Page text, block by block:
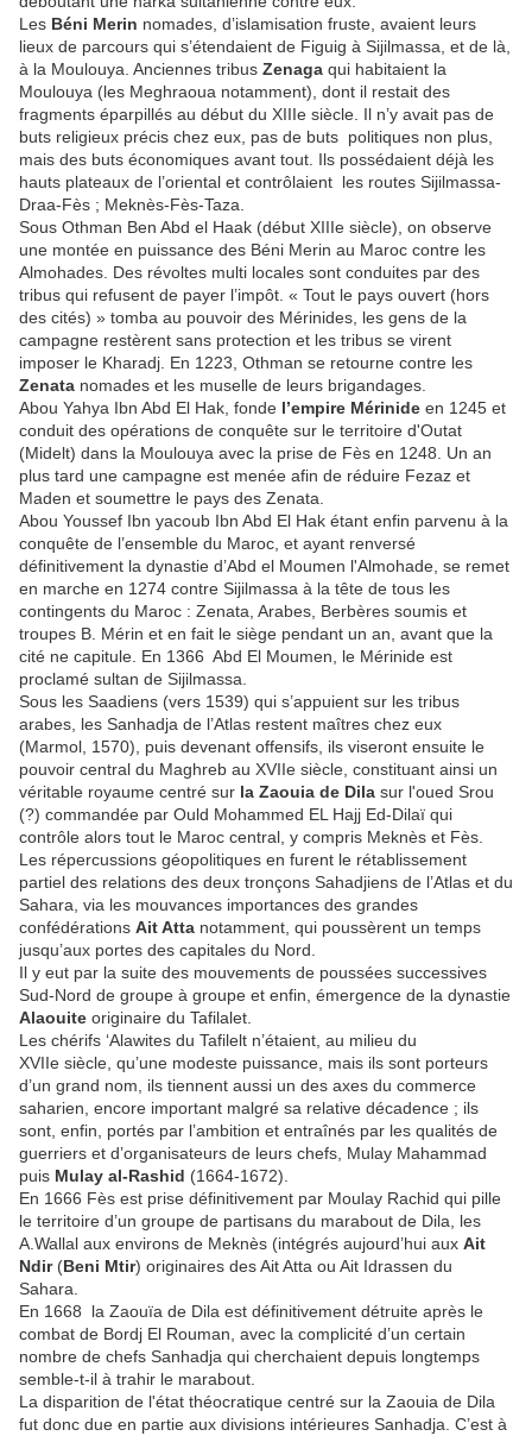
Les Béni Merin nomades, d’islamisation fruste, avaient leurs
lieux de parcours qui s’étendaient de Figuig à Sijilmassa, et de là,
à la Moulouya. Anciennes tribus Zenaga qui habitaient la
Moulouya (les Meghraoua notamment), dont il restait des
fragments éparpillés au début du XIIIe siècle. Il n’y avait pas de
buts religieux précis chez eux, pas de buts politiques non plus,
mais des buts économiques avant tout. Ils possédaient déjà les
hauts plateaux de l’oriental et contrôlaient les routes Sijilmassa-
Draa-Fès ; Meknès-Fès-Taza.
Sous Othman Ben Abd el Haak (début XIIIe siècle), on observe
une montée en puissance des Béni Merin au Maroc contre les
Almohades. Des révoltes multi locales sont conduites par des
tribus qui refusent de payer l’impôt. « Tout le pays ouvert (hors
des cités) » tomba au pouvoir des Mérinides, les gens de la
campagne restèrent sans protection et les tribus se virent
imposer le Kharadj. En 1223, Othman se retourne contre les
Zenata nomades et les muselle de leurs brigandages.
Abou Yahya Ibn Abd El Hak, fonde l’empire Mérinide en 1245 et
conduit des opérations de conquête sur le territoire d'Outat
(Midelt) dans la Moulouya avec la prise de Fès en 1248. Un an
plus tard une campagne est menée afin de réduire Fezaz et
Maden et soumettre le pays des Zenata.
Abou Youssef Ibn yacoub Ibn Abd El Hak étant enfin parvenu à la
conquête de l’ensemble du Maroc, et ayant renversé
définitivement la dynastie d’Abd el Moumen l'Almohade, se remet
en marche en 1274 contre Sijilmassa à la tête de tous les
contingents du Maroc : Zenata, Arabes, Berbères soumis et
troupes B. Mérin et en fait le siège pendant un an, avant que la
cité ne capitule. En 1366 Abd El Moumen, le Mérinide est
proclamé sultan de Sijilmassa.
Sous les Saadiens (vers 1539) qui s’appuient sur les tribus
arabes, les Sanhadja de l’Atlas restent maîtres chez eux
(Marmol, 1570), puis devenant offensifs, ils viseront ensuite le
pouvoir central du Maghreb au XVIIe siècle, constituant ainsi un
véritable royaume centré sur la Zaouia de Dila sur l'oued Srou
(?) commandée par Ould Mohammed EL Hajj Ed-Dilaï qui
contrôle alors tout le Maroc central, y compris Meknès et Fès.
Les répercussions géopolitiques en furent le rétablissement
partiel des relations des deux tronçons Sahadjiens de l’Atlas et du
Sahara, via les mouvances importances des grandes
confédérations Ait Atta notamment, qui poussèrent un temps
jusqu’aux portes des capitales du Nord.
Il y eut par la suite des mouvements de poussées successives
Sud-Nord de groupe à groupe et enfin, émergence de la dynastie
Alaouite originaire du Tafilalet.
Les chérifs ‘Alawites du Tafilelt n’étaient, au milieu du
XVIIe siècle, qu’une modeste puissance, mais ils sont porteurs
d’un grand nom, ils tiennent aussi un des axes du commerce
saharien, encore important malgré sa relative décadence ; ils
sont, enfin, portés par l’ambition et entraînés par les qualités de
guerriers et d’organisateurs de leurs chefs, Mulay Mahammad
puis Mulay al-Rashid (1664-1672).
En 1666 Fès est prise définitivement par Moulay Rachid qui pille
le territoire d’un groupe de partisans du marabout de Dila, les
A.Wallal aux environs de Meknès (intégrés aujourd’hui aux Ait
Ndir (Beni Mtir) originaires des Ait Atta ou Ait Idrassen du
Sahara.
En 1668 la Zaouïa de Dila est définitivement détruite après le
combat de Bordj El Rouman, avec la complicité d’un certain
nombre de chefs Sanhadja qui cherchaient depuis longtemps
semble-t-il à trahir le marabout.
La disparition de l'état théocratique centré sur la Zaouia de Dila
fut donc due en partie aux divisions intérieures Sanhadja. C’est à